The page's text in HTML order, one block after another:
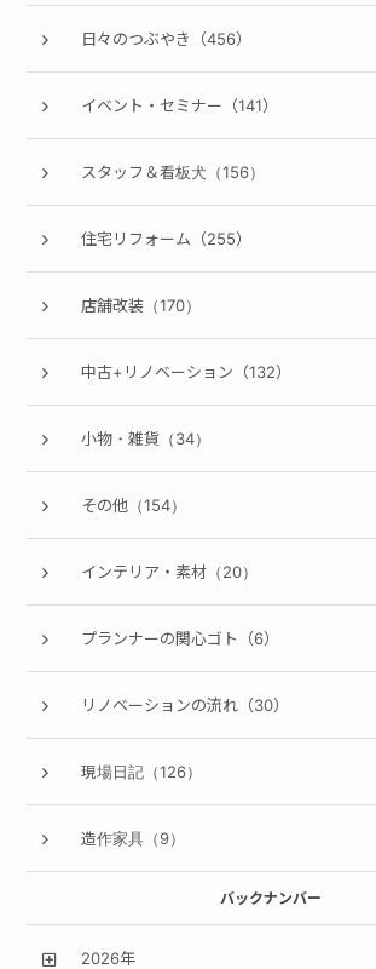
日々のつぶやき（456）
イベント・セミナー（141）
スタッフ＆看板犬（156）
住宅リフォーム（255）
店舗改装（170）
中古+リノベーション（132）
小物・雑貨（34）
その他（154）
インテリア・素材（20）
プランナーの関心ゴト（6）
リノベーションの流れ（30）
現場日記（126）
造作家具（9）
バックナンバー
2026年